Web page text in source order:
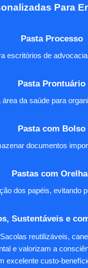
Para
Pasta Processo
escritórios de
Pasta Prontuário
área da saúde para
Pasta com Bolso
documentos
Pastas com
dos papéis, evitando
Sustentáveis e
reutilizáveis,
e valorizam a
excelente custo-